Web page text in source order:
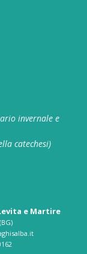
invernale e
catechesi)
e Martire